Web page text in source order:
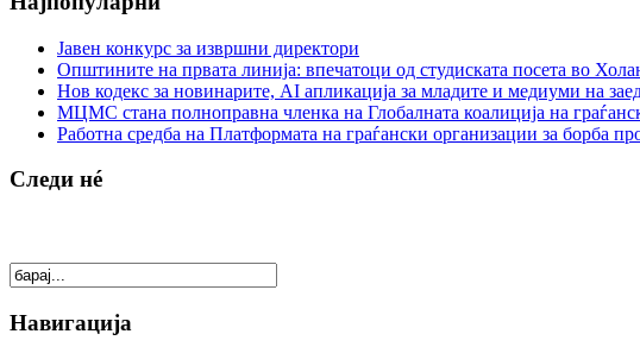
Јавен конкурс за извршни директори
Општините на првата линија: впечатоци од студиската посета во
Нов кодекс за новинарите, AI апликација за младите и медиуми на
МЦМС стана полноправна членка на Глобалната коалиција на
Работна средба на Платформата на граѓански организации за борба
Следи нé
Навигација